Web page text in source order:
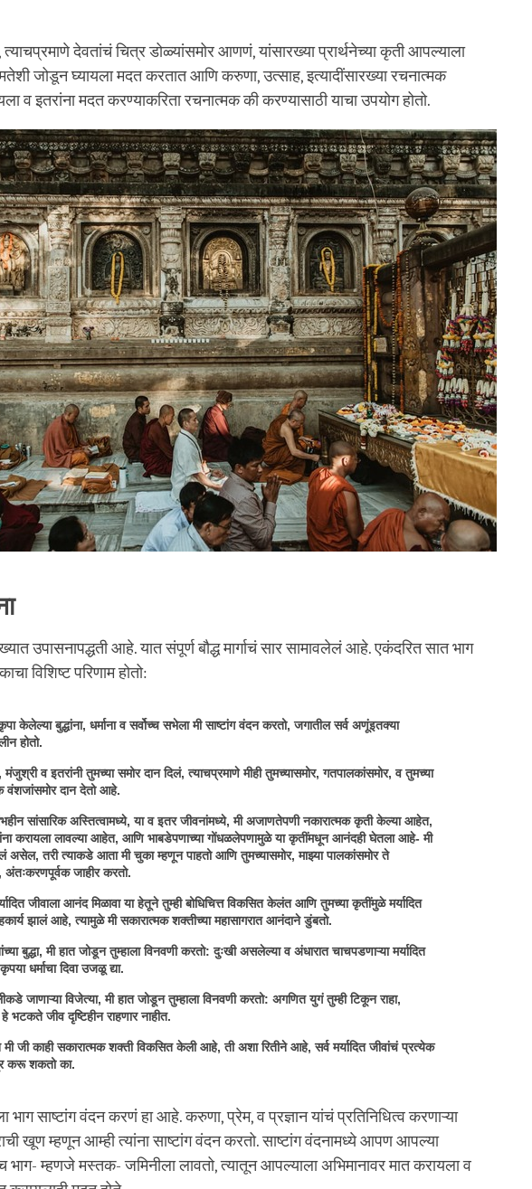
देवतांचं चित्र डोळ्यांसमोर आणणं, यांसारख्या प्रार्थनेच्या कृती आपल्याला
जोडून घ्यायला मदत करतात आणि करुणा, उत्साह, इत्यादींसारख्या रचनात्मक
व इतरांना मदत करण्याकरिता रचनात्मक की करण्यासाठी याचा उपयोग होतो.
उपासनापद्धती आहे. यात संपूर्ण बौद्ध मार्गाचं सार सामावलेलं आहे. एकंदरित सात भाग
विशिष्ट परिणाम होतो:
केलेल्या बुद्धांना, धर्माना व सर्वोच्च सभेला मी साष्टांग वंदन करतो, जगातील सर्व अणूंइतक्या
होतो.
मंजुश्री व इतरांनी तुमच्या समोर दान दिलं, त्याचप्रमाणे मीही तुमच्यासमोर, गतपालकांसमोर, व तुमच्या
वंशजांसमोर दान देतो आहे.
सांसारिक अस्तित्वामध्ये, या व इतर जीवनांमध्ये, मी अजाणतेपणी नकारात्मक कृती केल्या आहेत,
करायला लावल्या आहेत, आणि भाबडेपणाच्या गोंधळलेपणामुळे या कृतींमधून आनंदही घेतला आहे- मी
असेल, तरी त्याकडे आता मी चुका म्हणून पाहतो आणि तुमच्यासमोर, माझ्या पालकांसमोर ते
जाहीर करतो.
जीवाला आनंद मिळावा या हेतूने तुम्ही बोधिचित्त विकसित केलंत आणि तुमच्या कृतींमुळे मर्यादित
झालं आहे, त्यामुळे मी सकारात्मक शक्तीच्या महासागरात आनंदाने डुंबतो.
बुद्धा, मी हात जोडून तुम्हाला विनवणी करतो: दुःखी असलेल्या व अंधारात चाचपडणाऱ्या मर्यादित
धर्माचा दिवा उजळू द्या.
जाणाऱ्या विजेत्या, मी हात जोडून तुम्हाला विनवणी करतो: अगणित युगं तुम्ही टिकून राहा,
जीव दृष्टिहीन राहणार नाहीत.
मी जी काही सकारात्मक शक्ती विकसित केली आहे, ती अशा रितीने आहे, सर्व मर्यादित जीवांचं प्रत्येक
करू शकतो का.
भाग साष्टांग वंदन करणं हा आहे. करुणा, प्रेम, व प्रज्ञान यांचं प्रतिनिधित्व करणाऱ्या
खूण म्हणून आम्ही त्यांना साष्टांग वंदन करतो. साष्टांग वंदनामध्ये आपण आपल्या
भाग- म्हणजे मस्तक- जमिनीला लावतो, त्यातून आपल्याला अभिमानावर मात करायला व